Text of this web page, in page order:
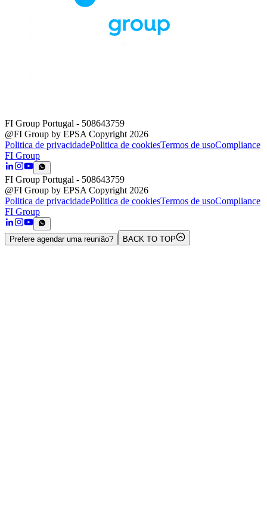
FI Group Portugal - 508643759
@FI Group by EPSA Copyright 2026
Politica de privacidadePolitica de cookiesTermos de usoCompliance
FI Group
FI Group Portugal - 508643759
@FI Group by EPSA Copyright 2026
Politica de privacidadePolitica de cookiesTermos de usoCompliance
FI Group
Prefere agendar uma reunião? BACK TO TOP